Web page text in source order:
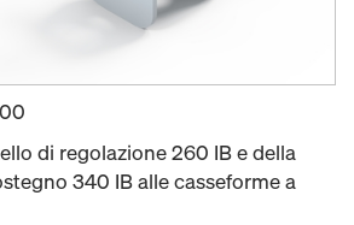
di regolazione 260 IB e della
340 IB alle casseforme a